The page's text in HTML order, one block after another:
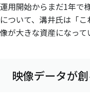
運用開始からまだ1年で
について、溝井氏は「
像が大きな資産になって
映像データが